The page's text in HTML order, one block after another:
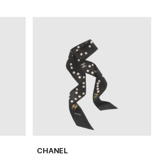
CHANEL